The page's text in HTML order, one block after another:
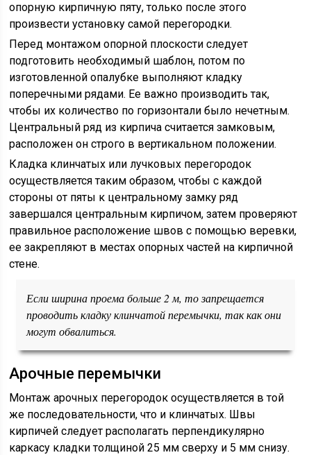
опорную кирпичную пяту, только после этого
произвести установку самой перегородки.
Перед монтажом опорной плоскости следует
подготовить необходимый шаблон, потом по
изготовленной опалубке выполняют кладку
поперечными рядами. Ее важно производить так,
чтобы их количество по горизонтали было нечетным.
Центральный ряд из кирпича считается замковым,
расположен он строго в вертикальном положении.
Кладка клинчатых или лучковых перегородок
осуществляется таким образом, чтобы с каждой
стороны от пяты к центральному замку ряд
завершался центральным кирпичом, затем проверяют
правильное расположение швов с помощью веревки,
ее закрепляют в местах опорных частей на кирпичной
стене.
Если ширина проема больше 2 м, то запрещается
проводить кладку клинчатой перемычки, так как они
могут обвалиться.
Арочные перемычки
Монтаж арочных перегородок осуществляется в той
же последовательности, что и клинчатых. Швы
кирпичей следует располагать перпендикулярно
каркасу кладки толщиной 25 мм сверху и 5 мм снизу.